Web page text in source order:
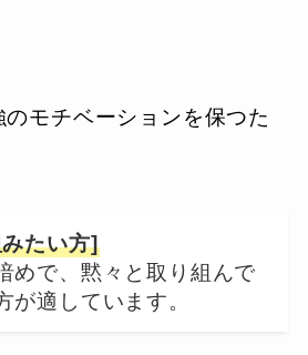
モチベーションを保つた
たい方]
めで、黙々と取り組んで
が適しています。